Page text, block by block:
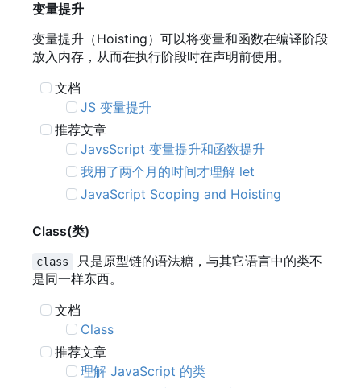
变量提升
变量提升 （Hoisting） 可以将变量和函数在编译阶段
放入内存 ， 从而在执行阶段时在声明前使用。
文档
JS 变量提升
推荐文章
JavsScript 变量提升和函数提升
我用了两个月的时间才理解 let
JavaScript Scoping and Hoisting
Class(类)
class
只是原型链的语法糖，与其它语言中的类不
是同一样东西。
文档
Class
推荐文章
理解 JavaScript 的类